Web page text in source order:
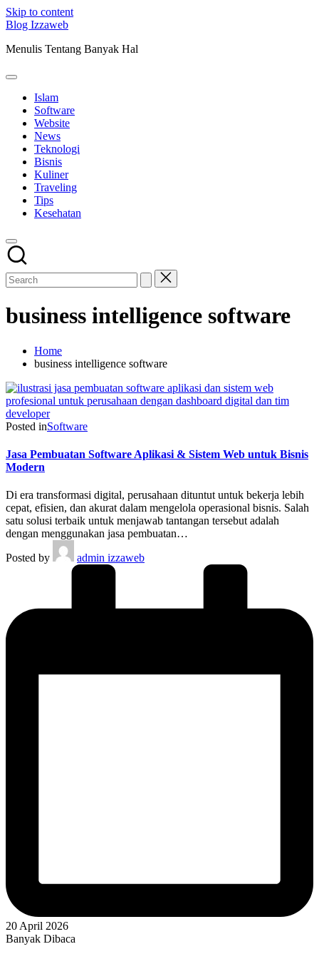
Skip to content
Blog Izzaweb
Menulis Tentang Banyak Hal
Islam
Software
Website
News
Teknologi
Bisnis
Kuliner
Traveling
Tips
Kesehatan
business intelligence software
Home
business intelligence software
Posted inSoftware
Jasa Pembuatan Software Aplikasi & Sistem Web untuk Bisnis
Modern
Di era transformasi digital, perusahaan dituntut untuk bekerja lebih
cepat, efisien, dan akurat dalam mengelola operasional bisnis. Salah
satu solusi terbaik untuk menjawab tantangan tersebut adalah
dengan menggunakan jasa pembuatan…
Posted by
admin izzaweb
20 April 2026
Banyak Dibaca